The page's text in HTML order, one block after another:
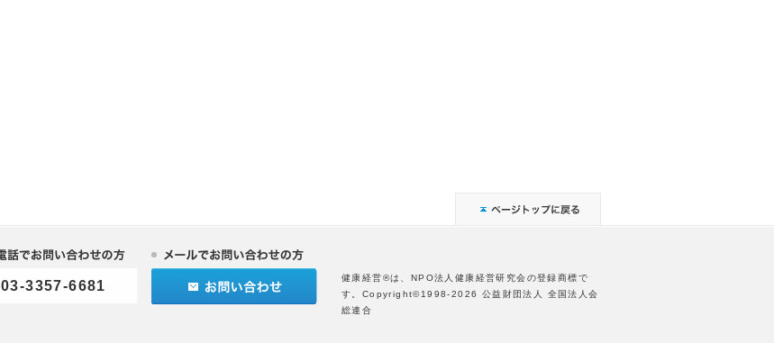
03-3357-6681
健康経営®は、NPO法人健康経営研究会の登録商標で
す。Copyright©1998-2026 公益財団法人 全国法人会
総連合